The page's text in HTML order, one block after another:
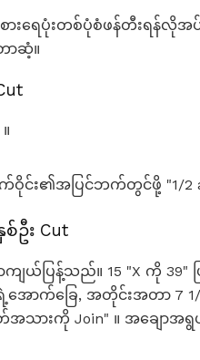
ေပုံးတစ်ပုံစံဖန်တီးရန်လိုအပ်
ာဆံ့။
င်း၏အပြင်ဘက်တွင်ဖို့ "1/2
ဦး Cut
ပြန့်သည်။ 15 "X ကို 39"
ာက်ခြေ, အတိုင်းအတာ 7
သားကို Join" ။ အချောအ